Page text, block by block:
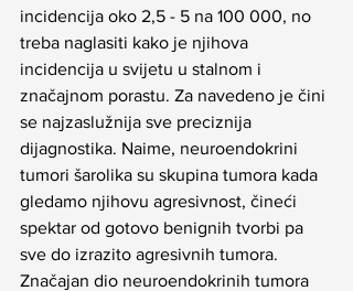
incidencija oko 2,5 - 5 na 100 000, no
treba naglasiti kako je njihova
incidencija u svijetu u stalnom i
značajnom porastu. Za navedeno je čini
se najzaslužnija sve preciznija
dijagnostika. Naime, neuroendokrini
tumori šarolika su skupina tumora kada
gledamo njihovu agresivnost, čineći
spektar od gotovo benignih tvorbi pa
sve do izrazito agresivnih tumora.
Značajan dio neuroendokrinih tumora